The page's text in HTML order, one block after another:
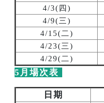
4/3(四)
4/9(三)
4/15(二)
4/23(三)
4/29(二)
5月場次表
日期